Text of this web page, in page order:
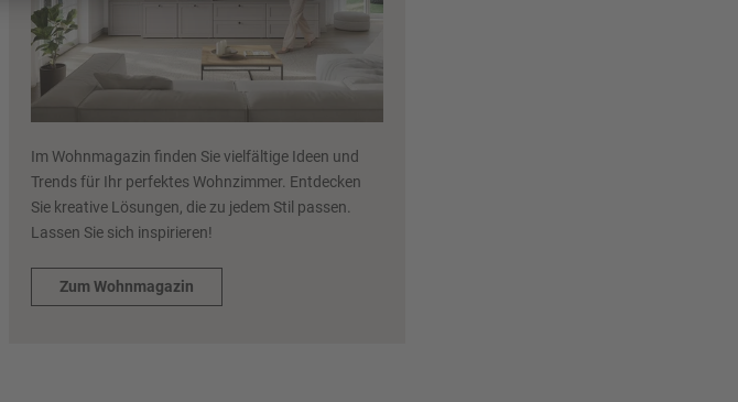
Im Wohnmagazin finden Sie vielfältige Ideen und
Trends für Ihr perfektes Wohnzimmer. Entdecken
Sie kreative Lösungen, die zu jedem Stil passen.
Lassen Sie sich inspirieren!
Zum Wohnmagazin